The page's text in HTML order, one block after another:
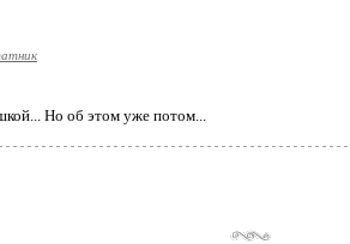
Но об этом уже потом...